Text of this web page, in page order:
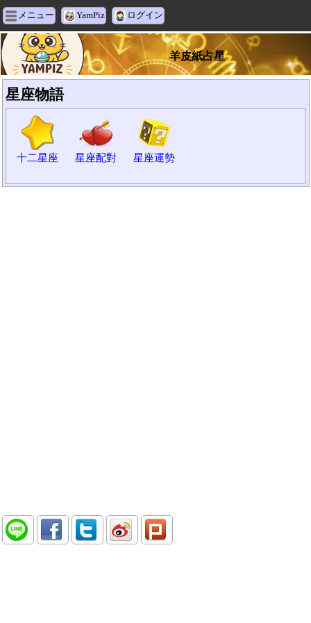
メニュー YamPiz ログイン
羊皮紙占星
星座物語
十二星座 星座配對 星座運勢